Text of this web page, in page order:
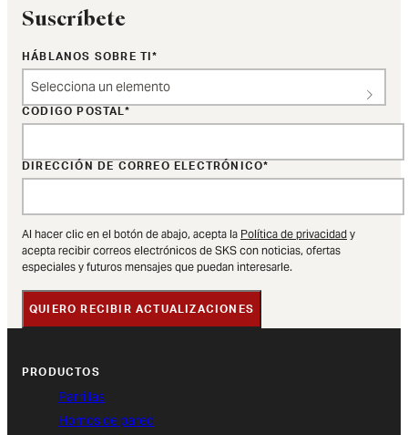
Suscríbete
HÁBLANOS SOBRE TI
Selecciona un elemento
CÓDIGO POSTAL
DIRECCIÓN DE CORREO ELECTRÓNICO
Al hacer clic en el botón de abajo, acepta la Política de privacidad y
acepta recibir correos electrónicos de SKS con noticias, ofertas
especiales y futuros mensajes que puedan interesarle.
QUIERO RECIBIR ACTUALIZACIONES
PRODUCTOS
Parrillas
Hornos de pared